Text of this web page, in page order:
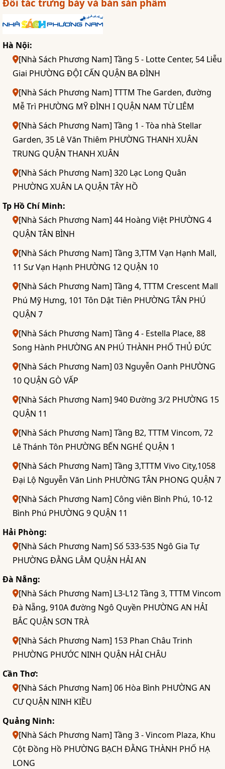
Đối tác trưng bày và bán sản phẩm
Hà Nội:
[Nhà Sách Phương Nam] Tầng 5 - Lotte Center, 54 Liễu
Giai PHƯỜNG ĐỘI CẤN QUẬN BA ĐÌNH
[Nhà Sách Phương Nam] TTTM The Garden, đường
Mễ Trì PHƯỜNG MỸ ĐÌNH I QUẬN NAM TỪ LIÊM
[Nhà Sách Phương Nam] Tầng 1 - Tòa nhà Stellar
Garden, 35 Lê Văn Thiêm PHƯỜNG THANH XUÂN
TRUNG QUẬN THANH XUÂN
[Nhà Sách Phương Nam] 320 Lạc Long Quân
PHƯỜNG XUÂN LA QUẬN TÂY HỒ
Tp Hồ Chí Minh:
[Nhà Sách Phương Nam] 44 Hoàng Việt PHƯỜNG 4
QUẬN TÂN BÌNH
[Nhà Sách Phương Nam] Tầng 3,TTM Vạn Hạnh Mall,
11 Sư Vạn Hạnh PHƯỜNG 12 QUẬN 10
[Nhà Sách Phương Nam] Tầng 4, TTTM Crescent Mall
Phú Mỹ Hưng, 101 Tôn Dật Tiên PHƯỜNG TÂN PHÚ
QUẬN 7
[Nhà Sách Phương Nam] Tầng 4 - Estella Place, 88
Song Hành PHƯỜNG AN PHÚ THÀNH PHỐ THỦ ĐỨC
[Nhà Sách Phương Nam] 03 Nguyễn Oanh PHƯỜNG
10 QUẬN GÒ VẤP
[Nhà Sách Phương Nam] 940 Đường 3/2 PHƯỜNG 15
QUẬN 11
[Nhà Sách Phương Nam] Tầng B2, TTTM Vincom, 72
Lê Thánh Tôn PHƯỜNG BẾN NGHÉ QUẬN 1
[Nhà Sách Phương Nam] Tầng 3,TTTM Vivo City,1058
Đại Lộ Nguyễn Văn Linh PHƯỜNG TÂN PHONG QUẬN 7
[Nhà Sách Phương Nam] Công viên Bình Phú, 10-12
Bình Phú PHƯỜNG 9 QUẬN 11
Hải Phòng:
[Nhà Sách Phương Nam] Số 533-535 Ngô Gia Tự
PHƯỜNG ĐẰNG LÂM QUẬN HẢI AN
Đà Nẵng:
[Nhà Sách Phương Nam] L3-L12 Tầng 3, TTTM Vincom
Đà Nẵng, 910A đường Ngô Quyền PHƯỜNG AN HẢI
BẮC QUẬN SƠN TRÀ
[Nhà Sách Phương Nam] 153 Phan Châu Trinh
PHƯỜNG PHƯỚC NINH QUẬN HẢI CHÂU
Cần Thơ:
[Nhà Sách Phương Nam] 06 Hòa Bình PHƯỜNG AN
CƯ QUẬN NINH KIỀU
Quảng Ninh:
[Nhà Sách Phương Nam] Tầng 3 - Vincom Plaza, Khu
Cột Đồng Hồ PHƯỜNG BẠCH ĐẰNG THÀNH PHỐ HẠ
LONG